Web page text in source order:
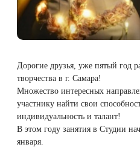
Дорогие друзья, уже пятый год
творчества в г. Самара!
Множество интересных
участнику найти свои
индивидуальность и талант!
В этом году занятия в Студии
января.
Лечение прыщей (угревой
Удаление веснушек
Удаление сосудистых звездочек
Therapy Pulse
Фотодинамическая терапия
Удалить носогубные складки
Удалить рубцы
Поднять брови